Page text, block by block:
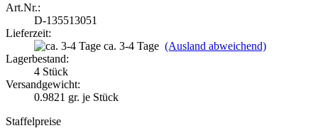
Art.Nr.:
D-135513051
Lieferzeit:
ca. 3-4 Tage (Ausland abweichend)
Lagerbestand:
4 Stück
Versandgewicht:
0.9821 gr. je Stück
Staffelpreise